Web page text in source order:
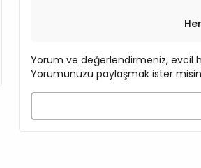
Yorum ve değerlendirmeniz, evcil
Yorumunuzu paylaşmak ister